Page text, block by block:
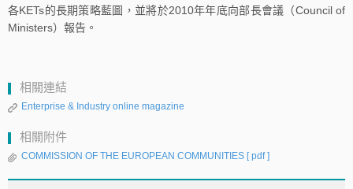
各KETs的長期策略藍圖，並將於2010年年底向部長會議（Council of
Ministers）報告。
相關連結
Enterprise & Industry online magazine
相關附件
COMMISSION OF THE EUROPEAN COMMUNITIES [ pdf ]